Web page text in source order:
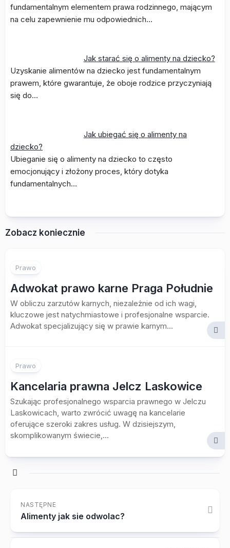
fundamentalnym elementem prawa rodzinnego, mającym
na celu zapewnienie mu odpowiednich…
Jak starać się o alimenty na dziecko?
Uzyskanie alimentów na dziecko jest fundamentalnym
prawem, które gwarantuje, że oboje rodzice przyczyniają
się do…
Jak ubiegać się o alimenty na
dziecko?
Ubieganie się o alimenty na dziecko to często
emocjonujący i złożony proces, który dotyka
fundamentalnych…
Zobacz koniecznie
Prawo
Adwokat prawo karne Praga Południe
W obliczu zarzutów karnych, niezależnie od ich wagi,
kluczowe jest natychmiastowe i profesjonalne wsparcie.
Adwokat specjalizujący się w prawie karnym...
Prawo
Kancelaria prawna Jelcz Laskowice
Szukając profesjonalnego wsparcia prawnego w Jelczu
Laskowicach, warto zwrócić uwagę na kancelarie
oferujące szeroki zakres usług. W dzisiejszym,
skomplikowanym świecie,...
NASTĘPNE
Alimenty jak sie odwolac?